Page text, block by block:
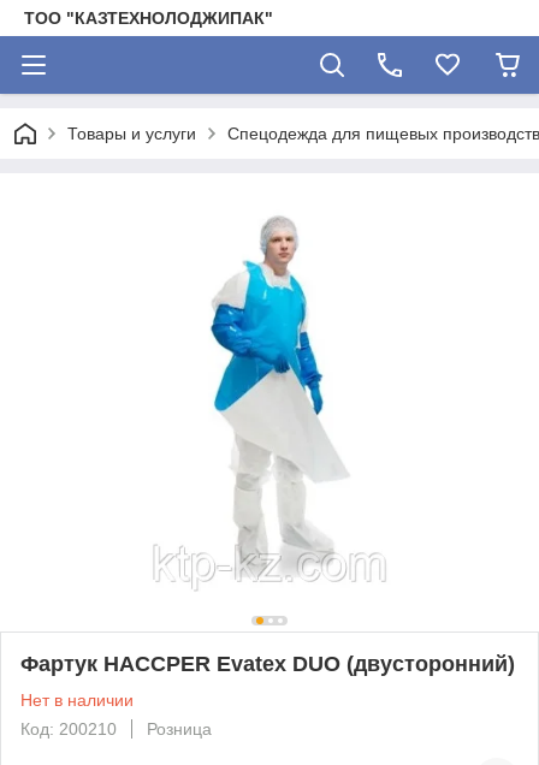
ТОО "КАЗТЕХНОЛОДЖИПАК"
Товары и услуги Спецодежда для пищевых производств
Фартук HACCPER Evatex DUO (двусторонний)
Нет в наличии
Код: 200210
Розница